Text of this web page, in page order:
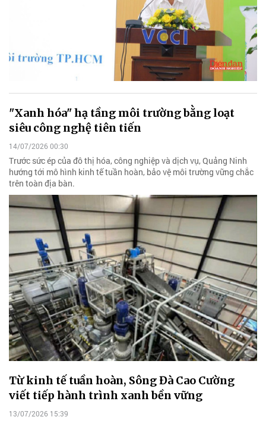
"Xanh hóa" hạ tầng môi trường bằng loạt
siêu công nghệ tiên tiến
14/07/2026 00:30
Trước sức ép của đô thị hóa, công nghiệp và dịch vụ, Quảng Ninh
hướng tới mô hình kinh tế tuần hoàn, bảo vệ môi trường vững chắc
trên toàn địa bàn.
Từ kinh tế tuần hoàn, Sông Đà Cao Cường
viết tiếp hành trình xanh bền vững
13/07/2026 15:39